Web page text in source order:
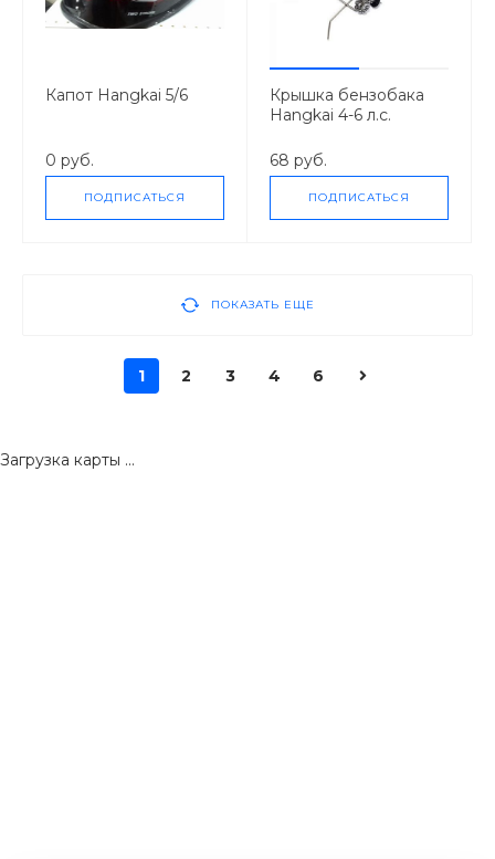
Капот Hangkai 5/6
0 руб.
ПОДПИСАТЬСЯ
Крышка бензобака
Hangkai 4-6 л.с.
68 руб.
ПОДПИСАТЬСЯ
ПОКАЗАТЬ ЕЩЕ
1 2 3 4 6
Загрузка карты ...